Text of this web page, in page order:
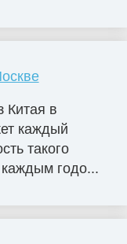
Китая в
каждый
такого
каждым годо...